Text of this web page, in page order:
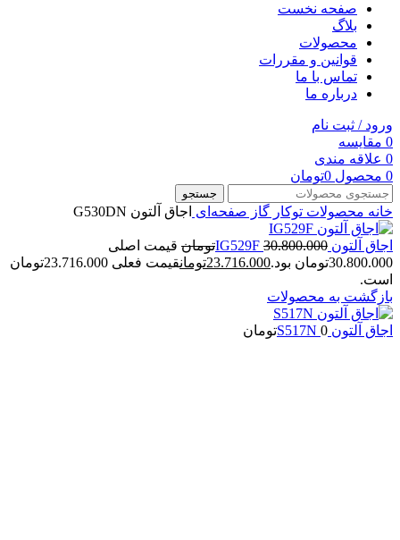
صفحه نخست
بلاگ
محصولات
قوانین و مقررات
تماس با ما
درباره ما
ورود / ثبت نام
0 مقایسه
0 علاقه مندی
0 محصول 0تومان
جستجو
خانه محصولات توکار گاز صفحه‌ای اجاق آلتون G530DN
اجاق آلتون IG529F 30.800.000 تومان قیمت اصلی
30.800.000تومان بود.
23.716.000تومان
قیمت فعلی 23.716.000تومان
است.
بازگشت به محصولات
اجاق آلتون S517N 0
تومان